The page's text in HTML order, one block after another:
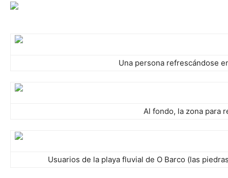
Una persona refrescándose
Al fondo, la zona para
Usuarios de la playa fluvial de O Barco (las